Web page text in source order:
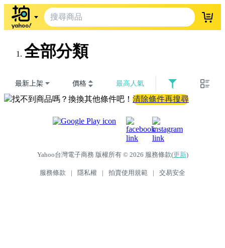
登入
全部分類
最新上架 價格 最高人氣
找不到商品嗎？換換其他條件吧！ 清除條件再搜尋
Yahoo台灣電子商務 版權所有 © 2026 服務條款(更新)
服務條款 | 隱私權 | 拍賣使用規範 | 交易安全